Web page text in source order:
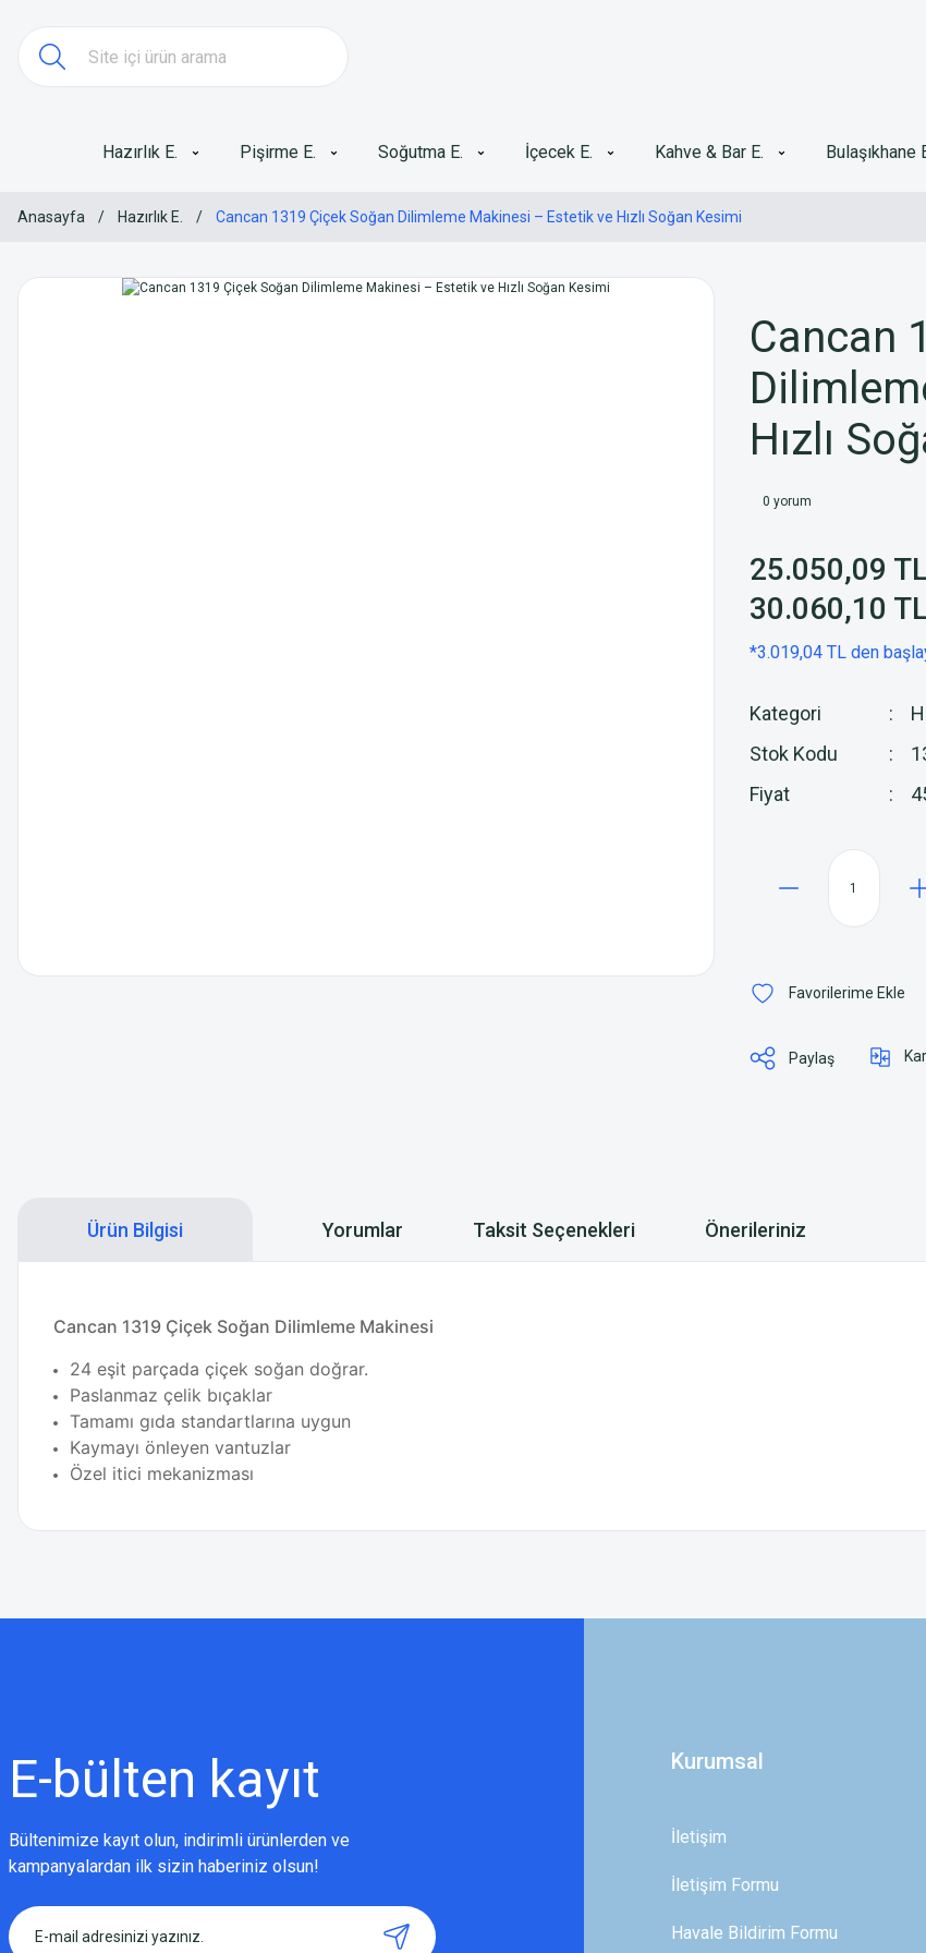
Hazırlık E. Pişirme E. Soğutma E. İçecek E. Kahve & Bar E. Bulaşıkhane
Anasayfa Hazırlık E. Cancan 1319 Çiçek Soğan Dilimleme Makinesi – Estetik ve Hızlı Soğan Kesimi
Cancan
Hızlı
0 yorum
25.050,09
30.060,10
*3.019,04 TL den
Kategori
Stok Kodu
Fiyat
Paylaş
Ürün Bilgisi Yorumlar Taksit Seçenekleri Önerileriniz
Cancan 1319 Çiçek Soğan Dilimleme Makinesi
24 eşit parçada çiçek soğan doğrar.
Paslanmaz çelik bıçaklar
Tamamı gıda standartlarına uygun
Kaymayı önleyen vantuzlar
Özel itici mekanizması
Bu ürüne ilk yorumu siz yapın!
Bu ürüne benzer farklı alternatifler olmalı.
Gönder
E-bülten kayıt
Bültenimize kayıt olun, indirimli ürünlerden ve
kampanyalardan ilk sizin haberiniz olsun!
Kurumsal
İletişim
İletişim Formu
Havale Bildirim Formu